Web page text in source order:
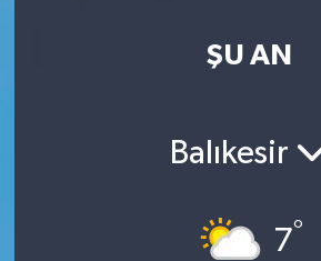
ŞU AN
Balıkesir
7°